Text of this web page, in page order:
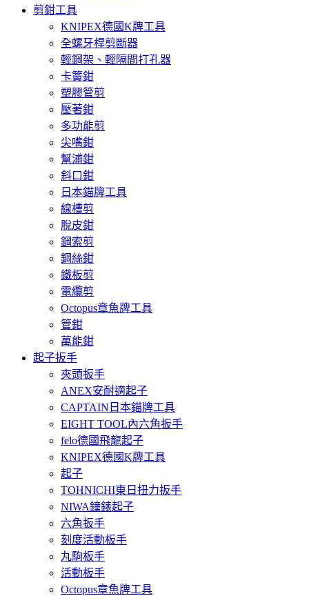
剪鉗工具
KNIPEX德國K牌工具
全螺牙桿剪斷器
輕鋼架、輕隔間打孔器
卡簧鉗
塑膠管剪
壓著鉗
多功能剪
尖嘴鉗
幫浦鉗
斜口鉗
日本錨牌工具
線槽剪
脫皮鉗
鋼索剪
鋼絲鉗
鐵板剪
電纜剪
Octopus章魚牌工具
管鉗
萬能鉗
起子扳手
夾頭扳手
ANEX安耐適起子
CAPTAIN日本錨牌工具
EIGHT TOOL內六角扳手
felo德國飛龍起子
KNIPEX德國K牌工具
起子
TOHNICHI東日扭力扳手
NIWA鐘錶起子
六角扳手
刻度活動板手
丸駒板手
活動板手
Octopus章魚牌工具